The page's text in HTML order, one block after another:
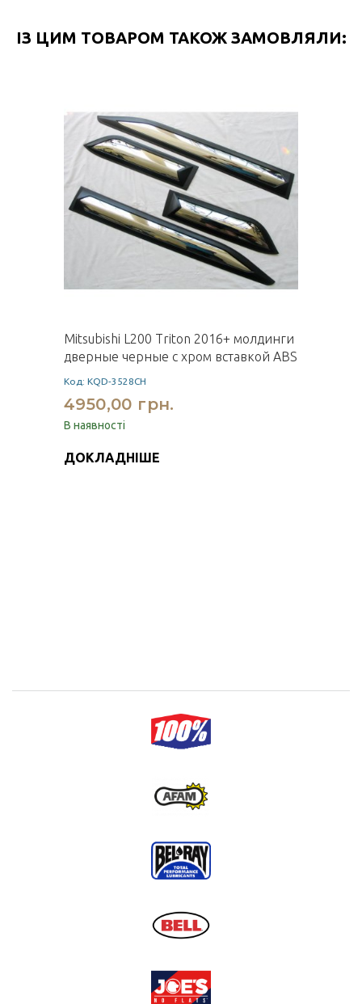
ІЗ ЦИМ ТОВАРОМ ТАКОЖ ЗАМОВЛЯЛИ:
Mitsubishi L200 Triton 2016+ молдинги
дверные черные с хром вставкой ABS
Код: KQD-3528CH
4950,00 грн.
В наявності
ДОКЛАДНІШЕ